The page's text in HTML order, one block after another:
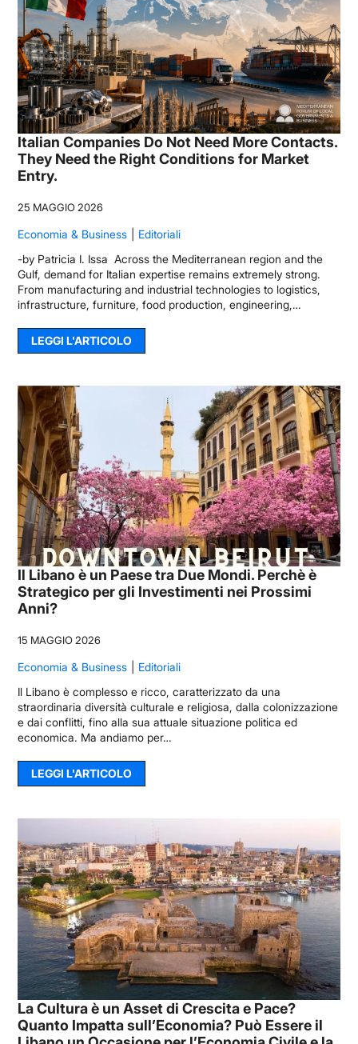
Italian Companies Do Not Need More Contacts.
They Need the Right Conditions for Market
Entry.
25 MAGGIO 2026
Economia & Business
Editoriali
-by Patricia I. Issa Across the Mediterranean region and the
Gulf, demand for Italian expertise remains extremely strong.
From manufacturing and industrial technologies to logistics,
infrastructure, furniture, food production, engineering,…
LEGGI L'ARTICOLO
Il Libano è un Paese tra Due Mondi. Perchè è
Strategico per gli Investimenti nei Prossimi
Anni?
15 MAGGIO 2026
Economia & Business
Editoriali
Il Libano è complesso e ricco, caratterizzato da una
straordinaria diversità culturale e religiosa, dalla colonizzazione
e dai conflitti, fino alla sua attuale situazione politica ed
economica. Ma andiamo per…
LEGGI L'ARTICOLO
La Cultura è un Asset di Crescita e Pace?
Quanto Impatta sull’Economia? Può Essere il